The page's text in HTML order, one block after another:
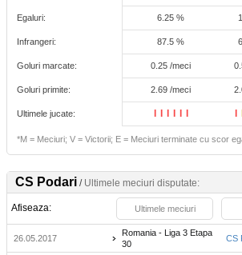
Egaluri: 6.25 %
Infrangeri: 87.5 %
Goluri marcate: 0.25 /meci
Goluri primite: 2.69 /meci
Ultimele jucate:
*M = Meciuri; V = Victorii; E = Meciuri terminate cu scor
CS Podari / Ultimele meciuri disputate:
Afiseaza: Ultimele meciuri
26.05.2017
Romania - Liga 3 Etapa
30
CS